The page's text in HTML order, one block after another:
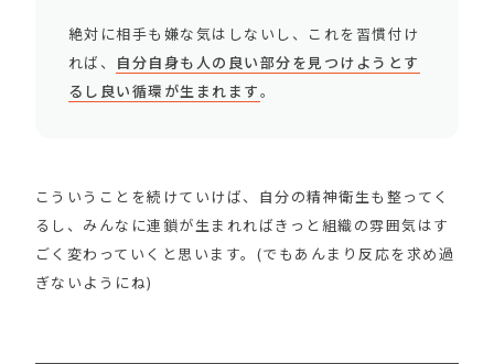
絶対に相手も嫌な気はしないし、これを習慣付け
れば、 自分自身も人の良い部分を見つけようとす
るし良い循環が生まれます。
こういうことを続けていけば、自分の精神衛生も整ってく
るし、みんなに連鎖が生まれればきっと組織の雰囲気はす
ごく変わっていくと思います。(でもあんまり反応を求め過
ぎないようにね)